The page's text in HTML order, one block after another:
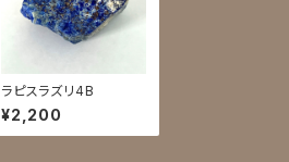
ラピスラズリ4B
¥2,200